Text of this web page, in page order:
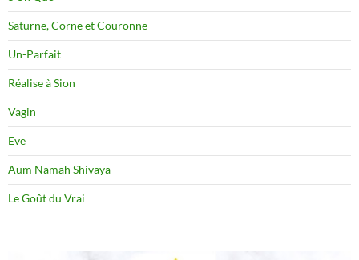
Saturne, Corne et Couronne
Un-Parfait
Réalise à Sion
Vagin
Eve
Aum Namah Shivaya
Le Goût du Vrai